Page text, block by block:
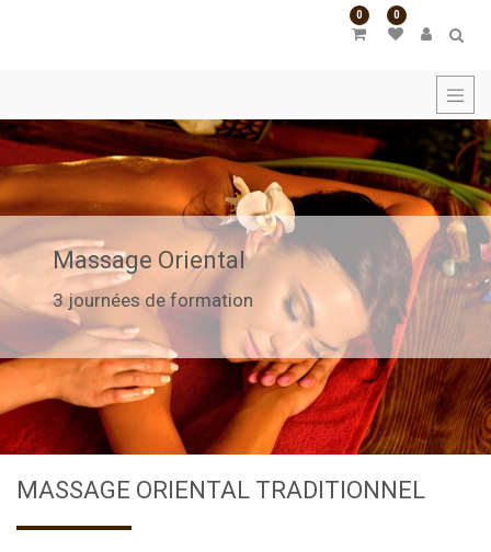
0 0
Massage Oriental
3 journées de formation
MASSAGE ORIENTAL TRADITIONNEL